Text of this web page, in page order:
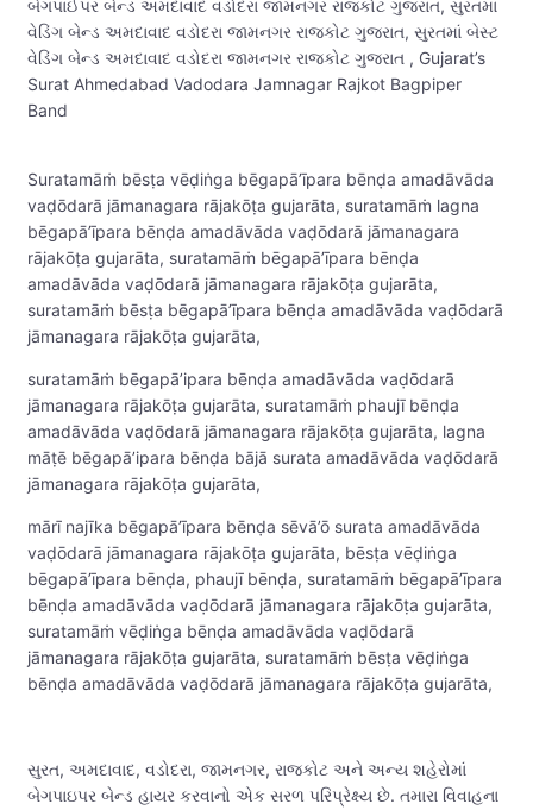
બેગપાઈપર બેન્ડ અમદાવાદ વડોદરા જામનગર રાજકોટ ગુજરાત, સુરતમાં
વેડિંગ બેન્ડ અમદાવાદ વડોદરા જામનગર રાજકોટ ગુજરાત, સુરતમાં બેસ્ટ
વેડિંગ બેન્ડ અમદાવાદ વડોદરા જામનગર રાજકોટ ગુજરાત , Gujarat’s
Surat Ahmedabad Vadodara Jamnagar Rajkot Bagpiper
Band
Suratamāṁ bēsṭa vēḍiṅga bēgapā’īpara bēnḍa amadāvāda
vaḍōdarā jāmanagara rājakōṭa gujarāta, suratamāṁ lagna
bēgapā’īpara bēnḍa amadāvāda vaḍōdarā jāmanagara
rājakōṭa gujarāta, suratamāṁ bēgapā’īpara bēnḍa
amadāvāda vaḍōdarā jāmanagara rājakōṭa gujarāta,
suratamāṁ bēsṭa bēgapā’īpara bēnḍa amadāvāda vaḍōdarā
jāmanagara rājakōṭa gujarāta,
suratamāṁ bēgapā’ipara bēnḍa amadāvāda vaḍōdarā
jāmanagara rājakōṭa gujarāta, suratamāṁ phaujī bēnḍa
amadāvāda vaḍōdarā jāmanagara rājakōṭa gujarāta, lagna
māṭē bēgapā’ipara bēnḍa bājā surata amadāvāda vaḍōdarā
jāmanagara rājakōṭa gujarāta,
mārī najīka bēgapā’īpara bēnḍa sēvā’ō surata amadāvāda
vaḍōdarā jāmanagara rājakōṭa gujarāta, bēsṭa vēḍiṅga
bēgapā’īpara bēnḍa, phaujī bēnḍa, suratamāṁ bēgapā’īpara
bēnḍa amadāvāda vaḍōdarā jāmanagara rājakōṭa gujarāta,
suratamāṁ vēḍiṅga bēnḍa amadāvāda vaḍōdarā
jāmanagara rājakōṭa gujarāta, suratamāṁ bēsṭa vēḍiṅga
bēnḍa amadāvāda vaḍōdarā jāmanagara rājakōṭa gujarāta,
સુરત, અમદાવાદ, વડોદરા, જામનગર, રાજકોટ અને અન્ય શહેરોમાં
બેગપાઇપર બેન્ડ હાયર કરવાનો એક સરળ પરિપ્રેક્ષ્ય છે. તમારા વિવાહના